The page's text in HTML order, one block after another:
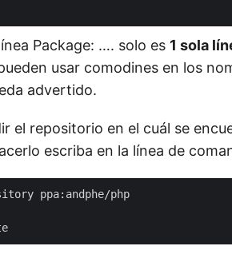
Package: …. solo es 1 sola
usar comodines en los
advertido.
el repositorio en el cuál se
escriba en la línea de